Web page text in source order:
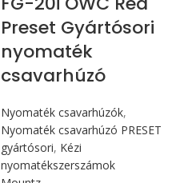
Preset Gyártósori
nyomaték
csavarhúzó
Nyomaték csavarhúzók,
Nyomaték csavarhúzó PRESET
gyártósori, Kézi
nyomatékszerszámok